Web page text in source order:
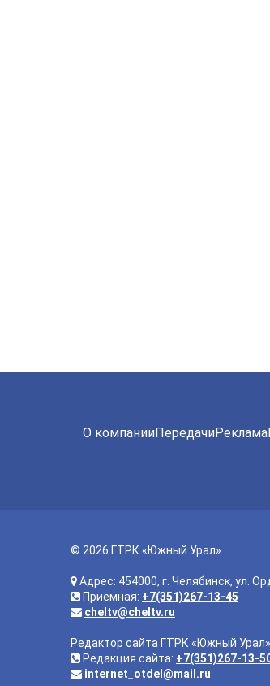
О компанииПередачиРеклама
© 2026 ГТРК «Южный Урал»
Адрес: 454000, г. Челябинск, ул.
Приемная: +7(351)267-13-45
cheltv@cheltv.ru
Редактор сайта ГТРК «Южный
Редакция сайта: +7(351)267-13-
internet_otdel@mail.ru